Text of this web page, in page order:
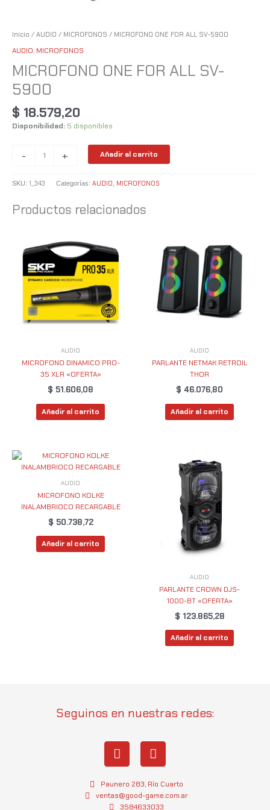
Inicio / AUDIO / MICROFONOS / MICROFONO ONE FOR ALL SV-5900
AUDIO, MICROFONOS
MICROFONO ONE FOR ALL SV-
5900
$ 18.579,20
Disponibilidad: 5 disponibles
- + Añadir al carrito
SKU: 1_343 Categorías: AUDIO MICROFONOS
Productos relacionados
AUDIO
MICROFONO DINAMICO PRO-
35 XLR «OFERTA»
$ 51.606,08
Añadir al carrito
AUDIO
PARLANTE NETMAK RETROIL
THOR
$ 46.076,80
Añadir al carrito
AUDIO
MICROFONO KOLKE
INALAMBRIOCO RECARGABLE
$ 50.738,72
Añadir al carrito
AUDIO
PARLANTE CROWN DJS-
1000-BT «OFERTA»
$ 123.865,28
Añadir al carrito
Seguinos en nuestras redes:
I
n
t
a
W
h
t
s
Paunero 283, Río Cuarto
ventas@good-game.com.ar
3584633033